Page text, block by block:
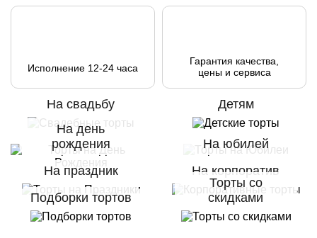
Исполнение 12-24 часа
Гарантия качества,
цены и сервиса
На свадьбу
Детям
На день
рождения
На юбилей
На праздник
На корпоратив
Подборки тортов
Торты со
скидками